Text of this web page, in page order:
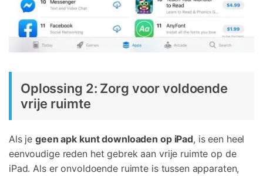
Oplossing 2: Zorg voor voldoende
vrije ruimte
Als je geen apk kunt downloaden op iPad, is een heel
eenvoudige reden het gebrek aan vrije ruimte op de
iPad. Als er onvoldoende ruimte is tussen apparaten,